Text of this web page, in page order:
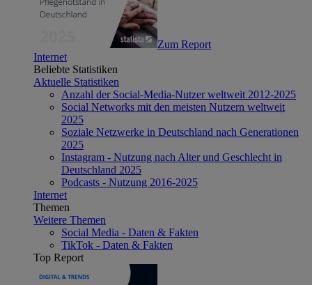
Zum Report
Internet
Beliebte Statistiken
Aktuelle Statistiken
Anzahl der Social-Media-Nutzer weltweit 2012-2025
Social Networks mit den meisten Nutzern weltweit
2025
Soziale Netzwerke in Deutschland nach Generationen
2025
Instagram - Nutzung nach Alter und Geschlecht in
Deutschland 2025
Podcasts - Nutzung 2016-2025
Internet
Themen
Weitere Themen
Social Media - Daten & Fakten
TikTok - Daten & Fakten
Top Report